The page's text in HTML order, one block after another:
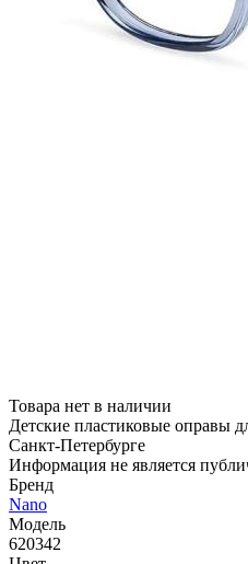
Товара нет в наличии
Детские пластиковые оправы
Санкт-Петербурге
Информация не является
Бренд
Nano
Модель
620342